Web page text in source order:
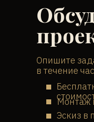
Опишите
в течение
Монтаж
Эскиз в